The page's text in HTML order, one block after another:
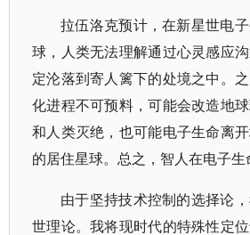
拉伍洛克预计，在新星世电
球，人类无法理解通过心灵感应
定沦落到寄人篱下的处境之中。
化进程不可预料，可能会改造地
和人类灭绝，也可能电子生命离
的居住星球。总之，智人在电子生
由于坚持技术控制的选择论
世理论。我将现时代的特殊性定